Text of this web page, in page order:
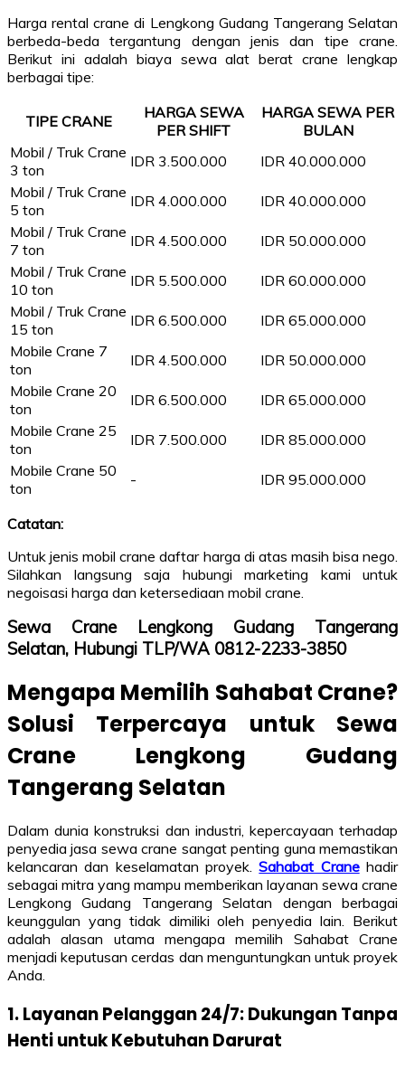
Harga rental crane di Lengkong Gudang Tangerang Selatan
berbeda-beda tergantung dengan jenis dan tipe crane.
Berikut ini adalah biaya sewa alat berat crane lengkap
berbagai tipe:
TIPE CRANE
HARGA SEWA
PER SHIFT
HARGA SEWA PER
BULAN
Mobil / Truk Crane
3 ton
IDR 3.500.000
IDR 40.000.000
Mobil / Truk Crane
5 ton
IDR 4.000.000
IDR 40.000.000
Mobil / Truk Crane
7 ton
IDR 4.500.000
IDR 50.000.000
Mobil / Truk Crane
10 ton
IDR 5.500.000
IDR 60.000.000
Mobil / Truk Crane
15 ton
IDR 6.500.000
IDR 65.000.000
Mobile Crane 7
ton
IDR 4.500.000
IDR 50.000.000
Mobile Crane 20
ton
IDR 6.500.000
IDR 65.000.000
Mobile Crane 25
ton
IDR 7.500.000
IDR 85.000.000
Mobile Crane 50
ton
- IDR 95.000.000
Catatan:
Untuk jenis mobil crane daftar harga di atas masih bisa nego.
Silahkan langsung saja hubungi marketing kami untuk
negoisasi harga dan ketersediaan mobil crane.
Sewa Crane Lengkong Gudang Tangerang
Selatan, Hubungi TLP/WA 0812-2233-3850
Mengapa Memilih Sahabat Crane?
Solusi Terpercaya untuk Sewa
Crane Lengkong Gudang
Tangerang Selatan
Dalam dunia konstruksi dan industri, kepercayaan terhadap
penyedia jasa sewa crane sangat penting guna memastikan
kelancaran dan keselamatan proyek.Sahabat Cranehadir
sebagai mitra yang mampu memberikan layanan sewa crane
Lengkong Gudang Tangerang Selatan dengan berbagai
keunggulan yang tidak dimiliki oleh penyedia lain. Berikut
adalah alasan utama mengapa memilih Sahabat Crane
menjadi keputusan cerdas dan menguntungkan untuk proyek
Anda.
1. Layanan Pelanggan 24/7: Dukungan Tanpa
Henti untuk Kebutuhan Darurat